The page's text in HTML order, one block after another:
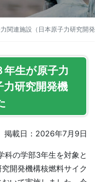
関連施設（日本原子力研究開
年生が原子力
力研究開発機
掲載日：2026年7月9日
の学部3年生を対象と
開発機構核燃料サイク